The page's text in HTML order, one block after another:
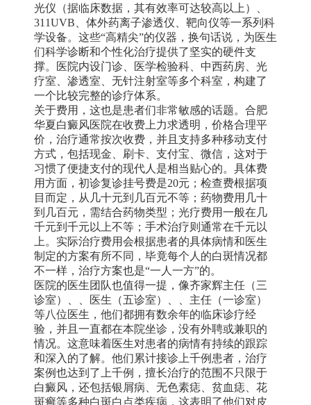
光仪（据临床数据，其有效率可达较高以上）、
311UVB、体外药离子渗透仪、靶向仪等一系列科
学设备。这些“高精尖”的仪器，换句话说，为医生
们科学诊断和个性化治疗提供了坚实的硬件支
撑。医院内设门诊、医学检验科、中西药房、光
疗室、渗透室、无针注射室等多个科室，构建了
一个比较完整的诊疗体系。
关于费用，这也是患者们非常敏感的话题。合肥
华夏白癜风医院在收费上力求透明，价格合理平
价，治疗通常按次收费，并且支持多种移动支付
方式，包括现金、刷卡、支付宝、微信，这对于
习惯了便捷支付的现代人是相当贴心的。具体费
用方面，初诊复诊挂号费是20元；检查费根据项
目而定，从几十元到几百元不等；药物费用几十
到几百元，需结合药物类型；光疗费用一般在几
千元到千元以上不等；手术治疗则通常在千元以
上。实际治疗费用会根据患者的具体病情和医生
制定的方案有所不同，毕竟每个人的白斑情况都
不一样，治疗方案也是“一人一方”的。
医院的医生团队也值得一提，像齐家辉主任（三
诊室）、、医生（五诊室）、、主任（一诊室）
等八位医生，他们都拥有数余年的临床诊疗经
验，并且一直都在本院坐诊，没有外聘或兼职的
情况。这意味着医生对患者的病情有持续的跟踪
和深入的了解。他们累计接诊上千例患者，治疗
案例也达到了上千例，擅长治疗的范围不只限于
白癜风，还包括银屑病、无色素痣、贫血痣、花
斑癣等多种白斑白点类疾病，这表明了他们对皮